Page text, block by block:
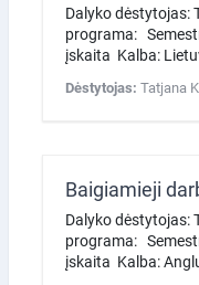
Dalyko dėstytojas:
programa:
įskaita Kalba:
Dėstytojas: Tatjana
Baigiamieji
Dalyko dėstytojas:
programa:
įskaita Kalba: